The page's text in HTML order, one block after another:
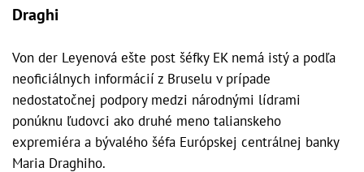
Draghi
Von der Leyenová ešte post šéfky EK nemá istý a podľa
neoficiálnych informácií z Bruselu v prípade
nedostatočnej podpory medzi národnými lídrami
ponúknu ľudovci ako druhé meno talianskeho
expremiéra a bývalého šéfa Európskej centrálnej banky
Maria Draghiho.